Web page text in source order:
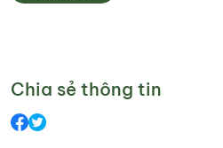
Chia sẻ thông tin